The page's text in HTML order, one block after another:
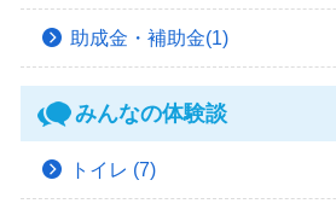
助成金・補助金(1)
みんなの体験談
トイレ (7)